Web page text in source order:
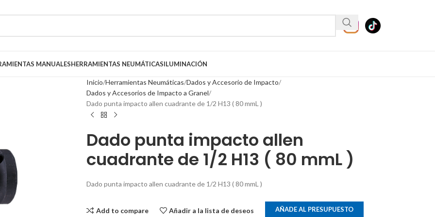
MANUALESHERRAMIENTAS NEUMÁTICASILUMINACIÓN
Inicio Herramientas Neumáticas Dados y Accesorio de Impacto
Dados y Accesorios de Impacto a Granel
Dado punta impacto allen cuadrante de 1/2 H13 ( 80 mmL )
Dado punta impacto allen
cuadrante de 1/2 H13 ( 80 mmL )
Dado punta impacto allen cuadrante de 1/2 H13 ( 80 mmL )
Add to compare Añadir a la lista de deseos AÑADE AL PRESUPUESTO